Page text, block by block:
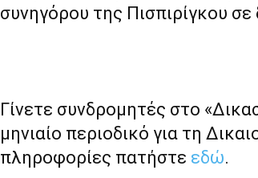
συνηγόρου της Πισπιρίγκου
Γίνετε συνδρομητές στο
μηνιαίο περιοδικό για τη
πληροφορίες πατήστε εδώ.